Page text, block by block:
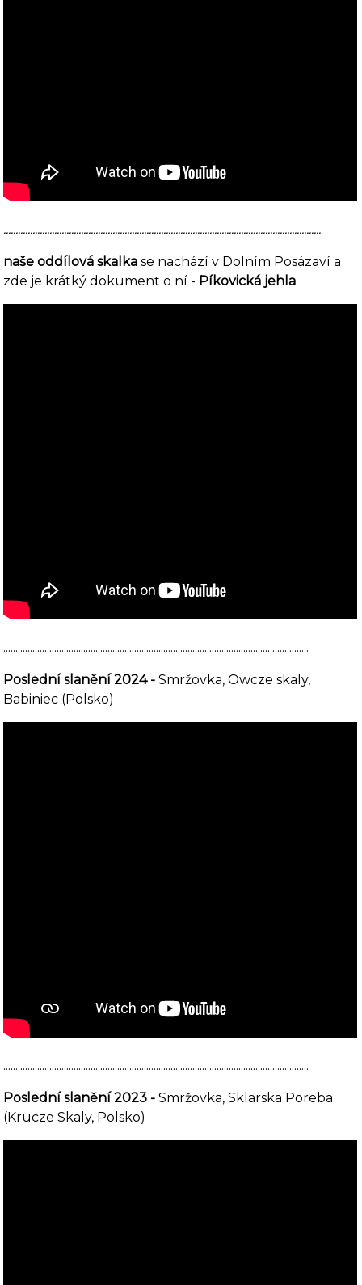
...................................................................................................................................
naše oddílová skalka se nachází v Dolním Posázaví a
zde je krátký dokument o ní - Píkovická jehla
..............................................................................................................................
Poslední slanění 2024 -Smržovka, Owcze skaly,
Babiniec (Polsko)
..............................................................................................................................
Poslední slanění 2023 -Smržovka, Sklarska Poreba
(Krucze Skaly, Polsko)